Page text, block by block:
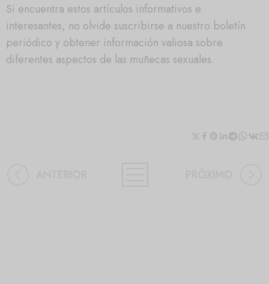
Si encuentra estos artículos informativos e
interesantes, no olvide suscribirse a nuestro boletín
periódico y obtener información valiosa sobre
diferentes aspectos de las muñecas sexuales.